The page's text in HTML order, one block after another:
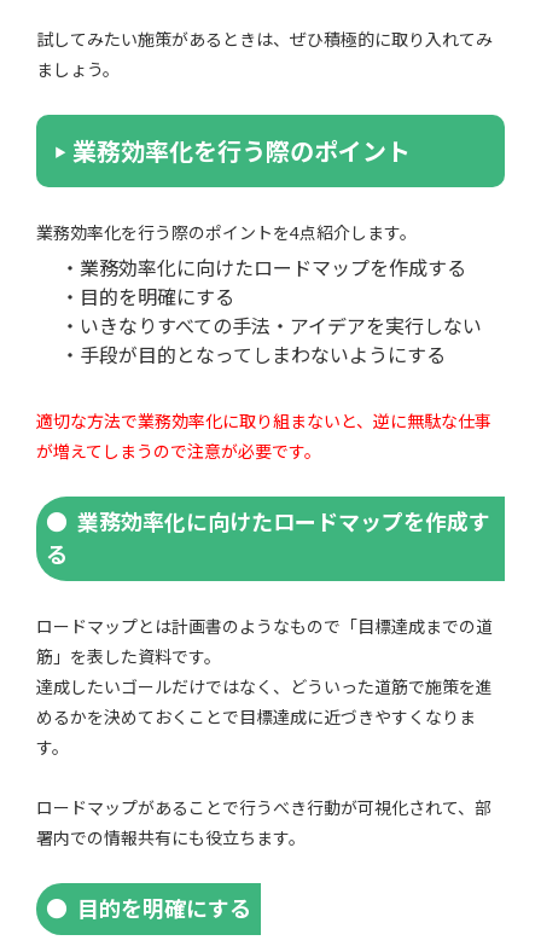
試してみたい施策があるときは、ぜひ積極的に取り入れてみ
ましょう。
業務効率化を行う際のポイント
業務効率化を行う際のポイントを4点紹介します。
・業務効率化に向けたロードマップを作成する
・目的を明確にする
・いきなりすべての手法・アイデアを実行しない
・手段が目的となってしまわないようにする
適切な方法で業務効率化に取り組まないと、逆に無駄な仕事
が増えてしまうので注意が必要です。
業務効率化に向けたロードマップを作成す
る
ロードマップとは計画書のようなもので「目標達成までの道
筋」を表した資料です。
達成したいゴールだけではなく、どういった道筋で施策を進
めるかを決めておくことで目標達成に近づきやすくなりま
す。
ロードマップがあることで行うべき行動が可視化されて、部
署内での情報共有にも役立ちます。
目的を明確にする